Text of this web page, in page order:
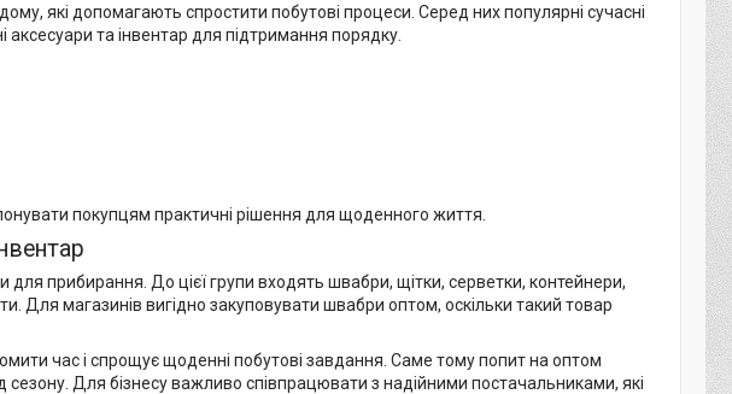
які допомагають спростити побутові процеси. Серед них популярні сучасні
аксесуари та інвентар для підтримання порядку.
покупцям практичні рішення для щоденного життя.
прибирання. До цієї групи входять швабри, щітки, серветки, контейнери,
Для магазинів вигідно закуповувати швабри оптом, оскільки такий товар
час і спрощує щоденні побутові завдання. Саме тому попит на оптом
Для бізнесу важливо співпрацювати з надійними постачальниками, які